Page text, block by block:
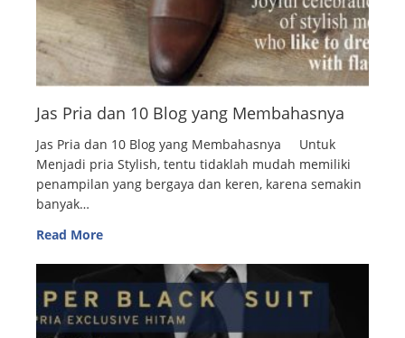
Jas Pria dan 10 Blog yang Membahasnya
Jas Pria dan 10 Blog yang Membahasnya Untuk
Menjadi pria Stylish, tentu tidaklah mudah memiliki
penampilan yang bergaya dan keren, karena semakin
banyak…
Read More